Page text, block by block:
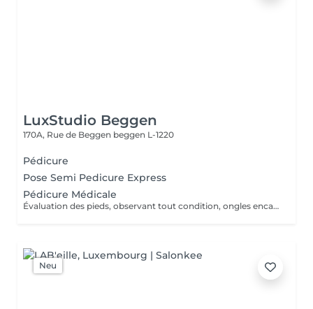
LuxStudio Beggen
170A, Rue de Beggen beggen L-1220
Pédicure
Pose Semi Pedicure Express
Pédicure Médicale
Évaluation des pieds, observant tout condition, ongles encarnes, cour, callosités ! En cas de infections, champignons, micose ou les problèmes cotanés, recomandez une visite chez le podologue si necessaire. Desinfection des Pieds avec solution antiseptique. Retrait du Vernis Précédent avec un dissolvant pour nettoyer complètement les ongles des pieds. Coupez, desencarnes et Modelez les ongles avec une pance et lime, Pousses les Cuticules avec batone pour repousser doucement vers l'arrière et coupez les excès, Coupez avec bisturi les callosites si necessaire Traitement avec une rape pour eliminer les cellules mortes et les callosites, sans besoin d'immersion dans l'eau. Application d'un gommage supplementaire si necessaire. Hydratation Intense avec crème et les cuticules pour maintenir la peau douce, Appliquez une base transparent pour protéger les ongles. Attendez suffisamment de tempos pour sèc
Neu